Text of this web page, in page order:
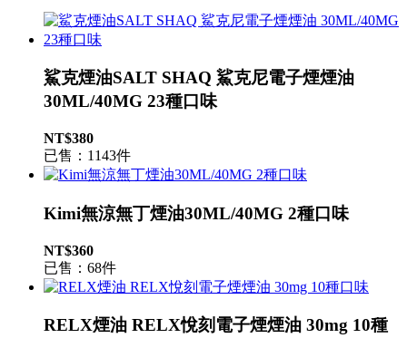
鯊克煙油SALT SHAQ 鯊克尼電子煙煙油
30ML/40MG 23種口味
NT$380
已售：1143件
Kimi無涼無丁煙油30ML/40MG 2種口味
NT$360
已售：68件
RELX煙油 RELX悅刻電子煙煙油 30mg 10種